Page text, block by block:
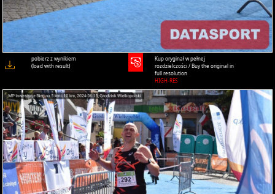
pobierz z wynikiem
(load with result)
Kup oryginał w pełnej
rozdzielczości / Buy the original in
full resolution
HIGH-RES